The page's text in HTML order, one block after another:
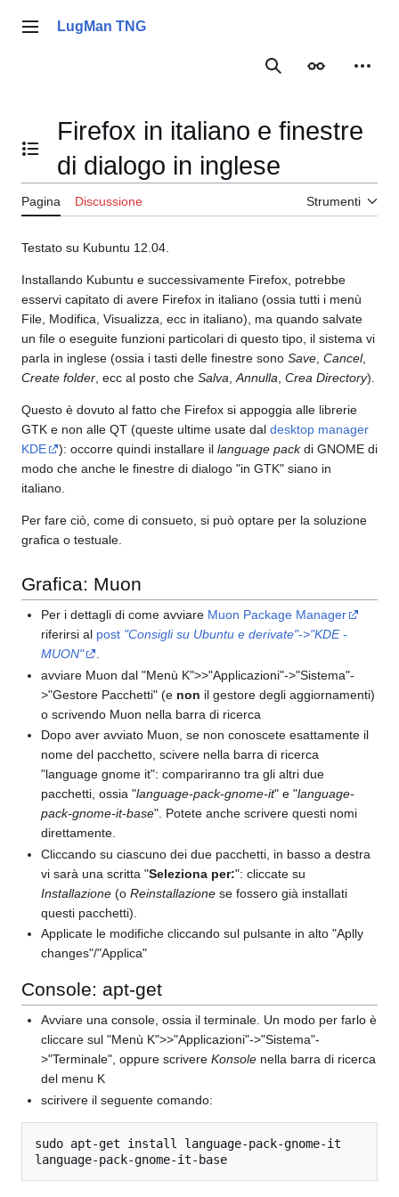
Menu principale
LugMan TNG
RicercaAspetto
Mostra/Nascondi l'indice
Firefox in italiano e finestre
di dialogo in inglese
Pagina Discussione Strumenti
Testato su Kubuntu 12.04.
Installando Kubuntu e successivamente Firefox, potrebbe
esservi capitato di avere Firefox in italiano (ossia tutti i menù
File, Modifica, Visualizza, ecc in italiano), ma quando salvate
un file o eseguite funzioni particolari di questo tipo, il sistema vi
parla in inglese (ossia i tasti delle finestre sono Save Cancel,
Create folder , ecc al posto che Salva Annulla Crea Directory).
Questo è dovuto al fatto che Firefox si appoggia alle librerie
GTK e non alle QT (queste ultime usate dal desktop manager
KDE
): occorre quindi installare il language packdi GNOME di
modo che anche le finestre di dialogo "in GTK" siano in
italiano.
Per fare ciò, come di consueto, si può optare per la soluzione
grafica o testuale.
Grafica: Muon
Per i dettagli di come avviare Muon Package Manager
riferirsi al post "Consigli su Ubuntu e derivate"->"KDE -
MUON"
.
avviare Muon dal "Menù K">>"Applicazioni"->"Sistema"-
>"Gestore Pacchetti" (e non il gestore degli aggiornamenti)
o scrivendo Muon nella barra di ricerca
Dopo aver avviato Muon, se non conoscete esattamente il
nome del pacchetto, scivere nella barra di ricerca
"language gnome it": compariranno tra gli altri due
pacchetti, ossia "language-pack-gnome-it" e "language-
pack-gnome-it-base". Potete anche scrivere questi nomi
direttamente.
Cliccando su ciascuno dei due pacchetti, in basso a destra
vi sarà una scritta "Seleziona per:": cliccate su
Installazione (oReinstallazione se fossero già installati
questi pacchetti).
Applicate le modifiche cliccando sul pulsante in alto "Aplly
changes"/"Applica"
Console: apt-get
Avviare una console, ossia il terminale. Un modo per farlo è
cliccare sul "Menù K">>"Applicazioni"->"Sistema"-
>"Terminale", oppure scrivereKonsole nella barra di ricerca
del menu K
scirivere il seguente comando:
sudo apt-get install language-pack-gnome-it
language-pack-gnome-it-base